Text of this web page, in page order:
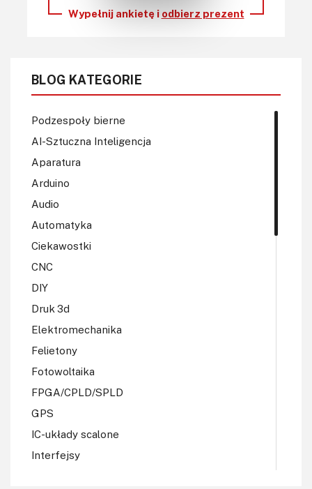
Wypełnij ankietę i odbierz prezent
BLOG KATEGORIE
Podzespoły bierne
AI-Sztuczna Inteligencja
Aparatura
Arduino
Audio
Automatyka
Ciekawostki
CNC
DIY
Druk 3d
Elektromechanika
Felietony
Fotowoltaika
FPGA/CPLD/SPLD
GPS
IC-układy scalone
Interfejsy